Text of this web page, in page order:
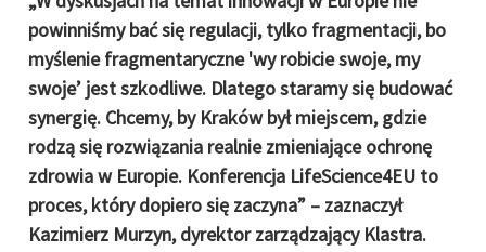
powinniśmy bać się regulacji, tylko fragmentacji, bo
myślenie fragmentaryczne 'wy robicie swoje, my
swoje’ jest szkodliwe. Dlatego staramy się budować
synergię. Chcemy, by Kraków był miejscem, gdzie
rodzą się rozwiązania realnie zmieniające ochronę
zdrowia w Europie. Konferencja LifeScience4EU to
proces, który dopiero się zaczyna” – zaznaczył
Kazimierz Murzyn, dyrektor zarządzający Klastra.